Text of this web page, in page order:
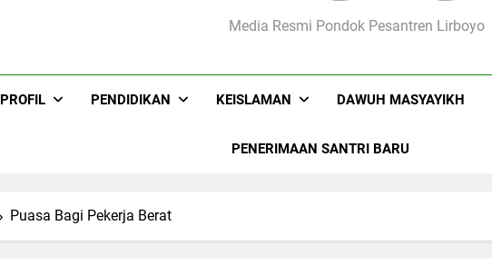
Lirboyo.netMedia Resmi Pondok Pesantren Lirboyo
PROFIL PENDIDIKAN KEISLAMAN DAWUH MASYAYIKH
PENERIMAAN SANTRI BARU
Puasa Bagi Pekerja Berat